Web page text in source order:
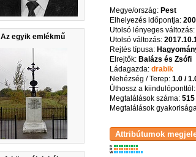
Az egyik emlékmű
Megye/ország: Pest
Elhelyezés időpontja:
Utolsó lényeges változás:
Utolsó változás:
Rejtés típusa:
Elrejtők: Balázs és Zsófi
Ládagazda: drabik
Nehézség / Terep: 1.0 /
Úthossz a kiindulóponttól:
Megtalálások száma: 515
Megtalálások
K
R
W